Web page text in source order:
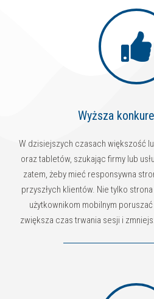
Wyższa
W dzisiejszych czasach większość
oraz tabletów, szukając firmy lub
zatem, żeby mieć responsywna
przyszłych klientów. Nie tylko
użytkownikom mobilnym
zwiększa czas trwania sesji i